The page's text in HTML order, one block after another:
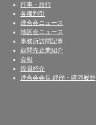
行事・旅行
各種割引
連合会ニュース
地区会ニュース
事務所訪問記事
顧問先企業紹介
会報
役員紹介
連合会会長 経歴・講演履歴